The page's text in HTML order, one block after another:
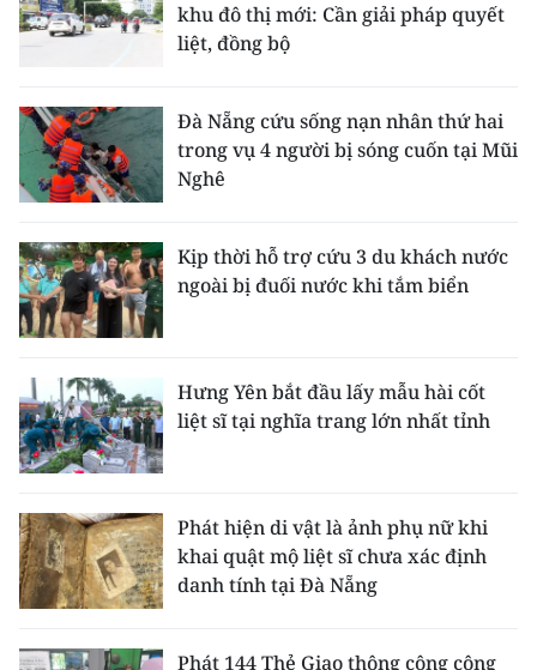
khu đô thị mới: Cần giải pháp quyết
liệt, đồng bộ
Đà Nẵng cứu sống nạn nhân thứ hai
trong vụ 4 người bị sóng cuốn tại Mũi
Nghê
Kịp thời hỗ trợ cứu 3 du khách nước
ngoài bị đuối nước khi tắm biển
Hưng Yên bắt đầu lấy mẫu hài cốt
liệt sĩ tại nghĩa trang lớn nhất tỉnh
Phát hiện di vật là ảnh phụ nữ khi
khai quật mộ liệt sĩ chưa xác định
danh tính tại Đà Nẵng
Phát 144 Thẻ Giao thông công cộng